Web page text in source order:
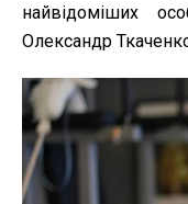
найвідоміших
Олександр